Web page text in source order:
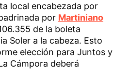
local encabezada por
por Martiniano
de la boleta
Soler a la cabeza. Esto
elección para Juntos y
Cámpora deberá